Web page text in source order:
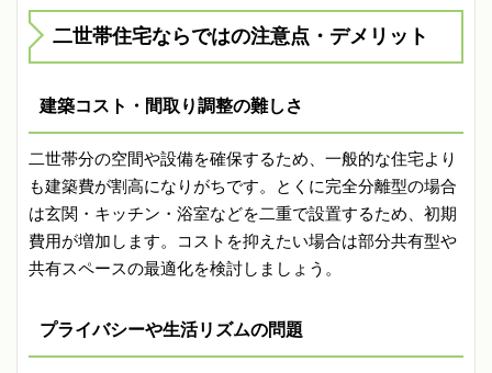
二世帯住宅ならではの注意点・デメリット
建築コスト・間取り調整の難しさ
二世帯分の空間や設備を確保するため、一般的な住宅より
も建築費が割高になりがちです。とくに完全分離型の場合
は玄関・キッチン・浴室などを二重で設置するため、初期
費用が増加します。コストを抑えたい場合は部分共有型や
共有スペースの最適化を検討しましょう。
プライバシーや生活リズムの問題